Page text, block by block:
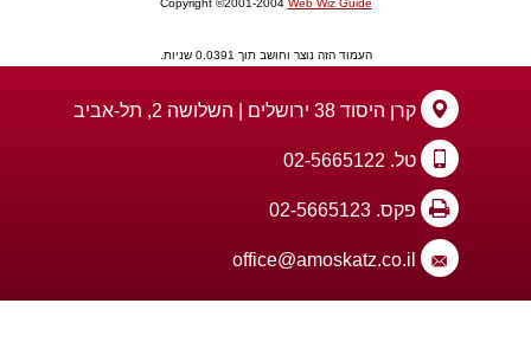
Copyright ©2001-2004 Web Wiz Guide
העמוד הזה נוצר וחושב תוך 0.0391 שניות.
קרן היסוד 38 ירושלים | השלושה 2, תל-אביב
טל. 02-5665122
פקס. 02-5665123
office@amoskatz.co.il